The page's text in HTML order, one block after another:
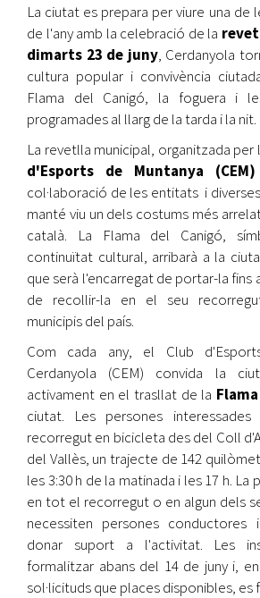
La ciutat es prepara per viure una de
de l'any amb la celebració de la
dimarts 23 de juny, Cerdanyola
cultura popular i convivència
Flama del Canigó, la foguera i
programades al llarg de la tarda i la nit.
La revetlla municipal, organitzada per
d'Esports de Muntanya (CEM)
col·laboració de les entitats i
manté viu un dels costums més
català. La Flama del Canigó,
continuïtat cultural, arribarà a la
que serà l'encarregat de portar-la fins
de recollir-la en el seu
municipis del país.
Com cada any, el Club
Cerdanyola (CEM) convida la
activament en el trasllat de la
ciutat. Les persones
recorregut en bicicleta des del Coll
del Vallès, un trajecte de 142
les 3:30 h de la matinada i les 17 h.
en tot el recorregut o en algun dels
necessiten persones conductores
donar suport a l'activitat. Les
formalitzar abans del 14 de juny i,
sol·licituds que places disponibles, es